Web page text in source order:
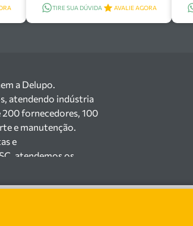
TIRE SUA DÚVIDA AVALIE AGORA
a Delupo.
atendendo indústria
200 fornecedores, 100
e manutenção.
e
atendemos os
com mais de